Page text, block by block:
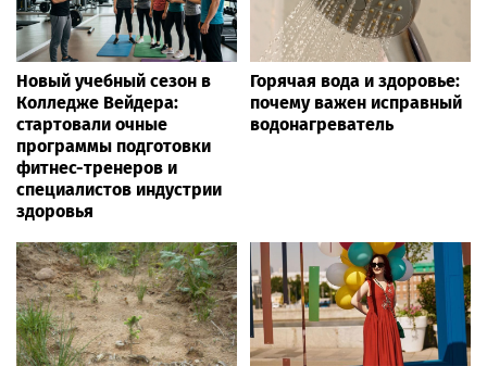
Новый учебный сезон в
Колледже Вейдера:
стартовали очные
программы подготовки
фитнес-тренеров и
специалистов индустрии
здоровья
Горячая вода и здоровье:
почему важен исправный
водонагреватель